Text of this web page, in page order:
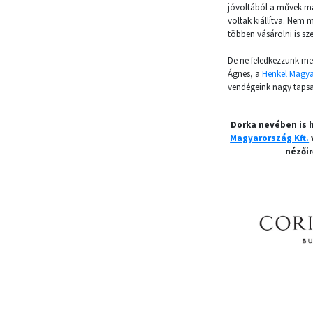
jóvoltából a művek
voltak kiállítva. Nem
többen vásárolni is
De ne feledkezzünk
Ágnes, a Henkel
vendégeink nagy
Dorka nevében is
Magyarország Kft.